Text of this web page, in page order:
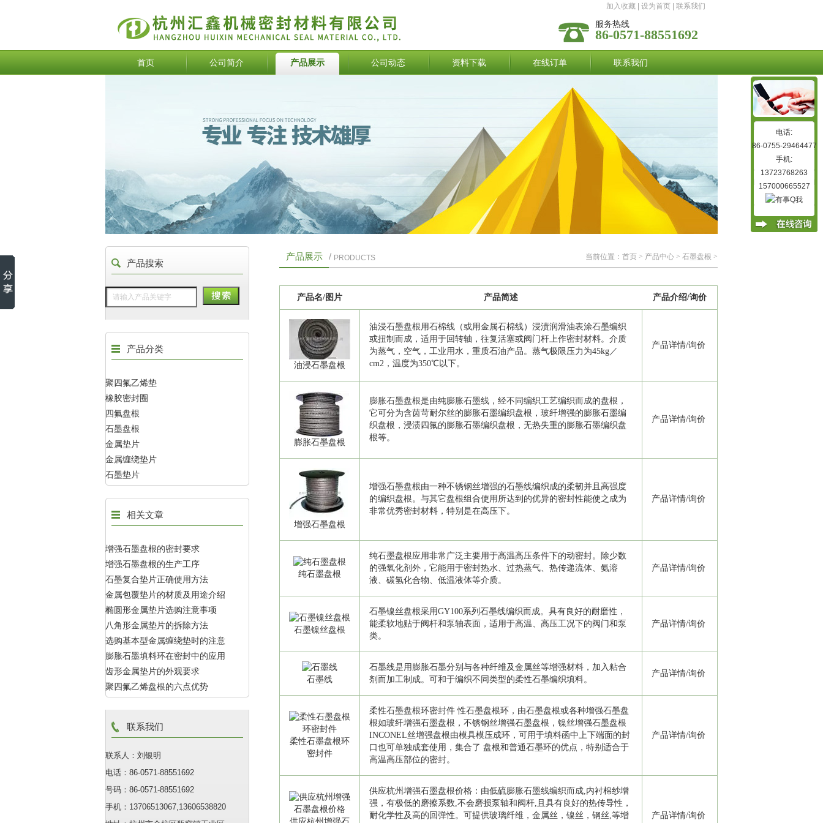
加入收藏 设为首页 联系我们
服务热线
86-0571-88551692
首页 公司简介 产品展示 公司动态 资料下载 在线订单 联系我们
产品搜索
产品分类
聚四氟乙烯垫
橡胶密封圈
四氟盘根
石墨盘根
金属垫片
金属缠绕垫片
石墨垫片
相关文章
增强石墨盘根的密封要求
增强石墨盘根的生产工序
石墨复合垫片正确使用方法
金属包覆垫片的材质及用途介绍
椭圆形金属垫片选购注意事项
八角形金属垫片的拆除方法
选购基本型金属缠绕垫时的注意
点
膨胀石墨填料环在密封中的应用
齿形金属垫片的外观要求
聚四氟乙烯盘根的六点优势
联系我们
联系人：刘银明
电话：86-0571-88551692
号码：86-0571-88551692
手机：13706513067,13606538820
产品展示 / PRODUCTS 当前位置： 首页 > 产品中心 > 石墨盘根 >
产品名/图片 产品简述 产品介绍/询价
油浸石墨盘根
油浸石墨盘根用石棉线（或用金属石棉线）浸渍润滑油表涂石墨编织
或扭制而成，适用于回转轴，往复活塞或阀门杆上作密封材料。介质
为蒸气，空气，工业用水，重质石油产品。蒸气极限压力为45kg／
cm2，温度为350℃以下。
产品详情/询价
膨胀石墨盘根
膨胀石墨盘根是由纯膨胀石墨线，经不同编织工艺编织而成的盘根，
它可分为含茵苛耐尔丝的膨胀石墨编织盘根，玻纤增强的膨胀石墨编
织盘根，浸渍四氟的膨胀石墨编织盘根，无热失重的膨胀石墨编织盘
根等。
产品详情/询价
增强石墨盘根
增强石墨盘根由一种不锈钢丝增强的石墨线编织成的柔韧并且高强度
的编织盘根。与其它盘根组合使用所达到的优异的密封性能使之成为
非常优秀密封材料，特别是在高压下。
产品详情/询价
纯石墨盘根
纯石墨盘根应用非常广泛主要用于高温高压条件下的动密封。除少数
的强氧化剂外，它能用于密封热水、过热蒸气、热传递流体、氨溶
液、碳氢化合物、低温液体等介质。
产品详情/询价
石墨镍丝盘根
石墨镍丝盘根采用GY100系列石墨线编织而成。具有良好的耐磨性，
能柔软地贴于阀杆和泵轴表面，适用于高温、高压工况下的阀门和泵
类。
产品详情/询价
石墨线
石墨线是用膨胀石墨分别与各种纤维及金属丝等增强材料，加入粘合
剂而加工制成。可和于编织不同类型的柔性石墨编织填料。
产品详情/询价
柔性石墨盘根环
密封件
柔性石墨盘根环密封件 性石墨盘根环，由石墨盘根或各种增强石墨盘
根如玻纤增强石墨盘根，不锈钢丝增强石墨盘根，镍丝增强石墨盘根
INCONEL丝增强盘根由模具模压成环，可用于填料函中上下端面的封
口也可单独成套使用，集合了 盘根和普通石墨环的优点，特别适合于
高温高压部位的密封。
产品详情/询价
供应杭州增强石墨盘根价格：由低硫膨胀石墨线编织而成,内衬棉纱增
强，有极低的磨擦系数,不会磨损泵轴和阀杆,且具有良好的热传导性，
耐化学性及高的回弹性。可提供玻璃纤维，金属丝，镍丝，钢丝,等增
产品详情/询价
电话:
86-0755-29464477
手机:
13723768263
157000665527